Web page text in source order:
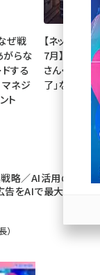
ぜ戦
がらな
する
マネジ
ト
【ネットミ
7月】「映画
さん・橋本
了」など
略／AI活用のカギ
告をAIで最大化